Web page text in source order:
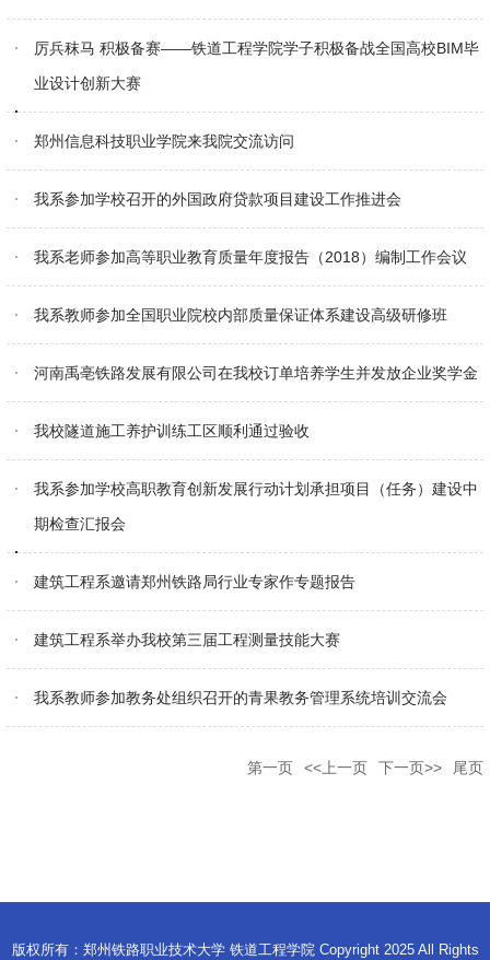
厉兵秣马 积极备赛——铁道工程学院学子积极备战全国高校BIM毕
业设计创新大赛
郑州信息科技职业学院来我院交流访问
我系参加学校召开的外国政府贷款项目建设工作推进会
我系老师参加高等职业教育质量年度报告（2018）编制工作会议
我系教师参加全国职业院校内部质量保证体系建设高级研修班
河南禹亳铁路发展有限公司在我校订单培养学生并发放企业奖学金
我校隧道施工养护训练工区顺利通过验收
我系参加学校高职教育创新发展行动计划承担项目（任务）建设中
期检查汇报会
建筑工程系邀请郑州铁路局行业专家作专题报告
建筑工程系举办我校第三届工程测量技能大赛
我系教师参加教务处组织召开的青果教务管理系统培训交流会
第一页 <<上一页 下一页>> 尾页
版权所有：郑州铁路职业技术大学 铁道工程学院 Copyright 2025 All Rights